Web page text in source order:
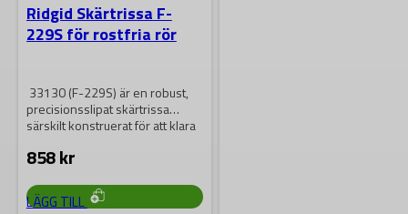
Ridgid Skärtrissa F-
229S för rostfria rör
33130 (F-229S) är en robust,
precisionsslipat skärtrissa
särskilt konstruerat för att klara
858kr
LÄGG TILL